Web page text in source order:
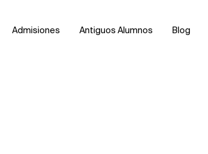
Admisiones Antiguos Alumnos Blog